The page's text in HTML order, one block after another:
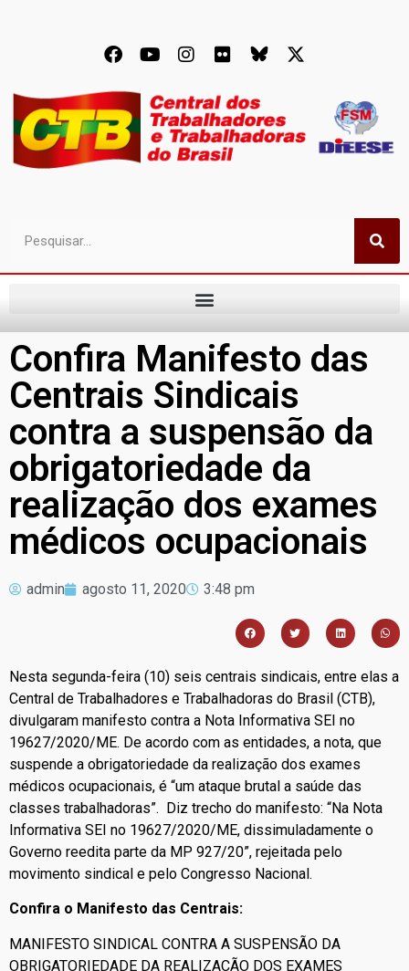
Confira Manifesto das
Centrais Sindicais
contra a suspensão da
obrigatoriedade da
realização dos exames
médicos ocupacionais
admin agosto 11, 2020 3:48 pm
Nesta segunda-feira (10) seis centrais sindicais, entre elas a
Central de Trabalhadores e Trabalhadoras do Brasil (CTB),
divulgaram manifesto contra a Nota Informativa SEI no
19627/2020/ME. De acordo com as entidades, a nota, que
suspende a obrigatoriedade da realização dos exames
médicos ocupacionais, é “um ataque brutal a saúde das
classes trabalhadoras”. Diz trecho do manifesto: “Na Nota
Informativa SEI no 19627/2020/ME, dissimuladamente o
Governo reedita parte da MP 927/20”, rejeitada pelo
movimento sindical e pelo Congresso Nacional.
Confira o Manifesto das Centrais:
MANIFESTO SINDICAL CONTRA A SUSPENSÃO DA
OBRIGATORIEDADE DA REALIZAÇÃO DOS EXAMES